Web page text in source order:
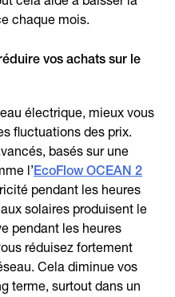
chaque mois.
vos achats sur le
électrique, mieux vous
fluctuations des prix.
basés sur une
l’EcoFlow OCEAN 2
pendant les heures
solaires produisent le
pendant les heures
réduisez fortement
Cela diminue vos
terme, surtout dans un